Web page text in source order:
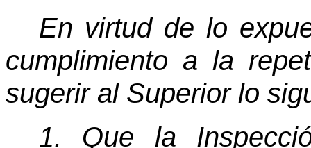
En virtud de lo
cumplimiento a la
sugerir al Superior lo
1. Que la